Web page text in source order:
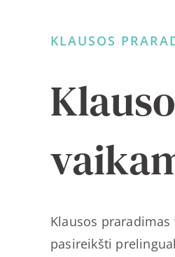
KLAUSOS
Klausos
pasireikšti